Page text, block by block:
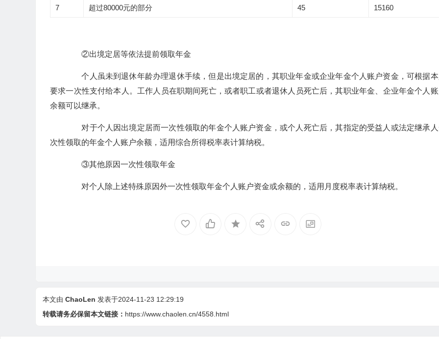
7 超过80000元的部分 45 15160
②出境定居等依法提前领取年金
个人虽未到退休年龄办理退休手续，但是出境定居的，其职业年金或企业年金个人账户资金，可根据
要求一次性支付给本人。工作人员在职期间死亡，或者职工或者退休人员死亡后，其职业年金、企业年金个人
余额可以继承。
对于个人因出境定居而一次性领取的年金个人账户资金，或个人死亡后，其指定的受益人或法定继承
次性领取的年金个人账户余额，适用综合所得税率表计算纳税。
③其他原因一次性领取年金
对个人除上述特殊原因外一次性领取年金个人账户资金或余额的，适用月度税率表计算纳税。
本文由 ChaoLen 发表于2024-11-23 12:29:19
转载请务必保留本文链接： https://www.chaolen.cn/4558.html